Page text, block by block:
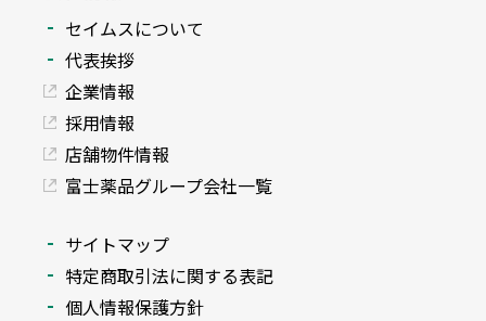
セイムスについて
代表挨拶
企業情報
採用情報
店舗物件情報
富士薬品グループ会社一覧
サイトマップ
特定商取引法に関する表記
個人情報保護方針